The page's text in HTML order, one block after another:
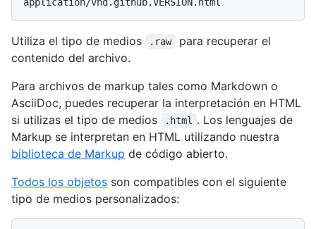
Utiliza el tipo de medios .raw
para recuperar el
contenido del archivo.
Para archivos de markup tales como Markdown o
AsciiDoc, puedes recuperar la interpretación en HTML
si utilizas el tipo de medios
.html
. Los lenguajes de
Markup se interpretan en HTML utilizando nuestra
biblioteca de Markup de código abierto.
Todos los objetos son compatibles con el siguiente
tipo de medios personalizados: